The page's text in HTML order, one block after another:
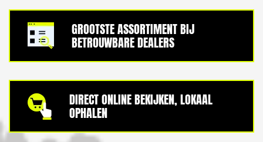
GROOTSTE ASSORTIMENT BIJ
BETROUWBARE DEALERS
DIRECT ONLINE BEKIJKEN, LOKAAL
OPHALEN